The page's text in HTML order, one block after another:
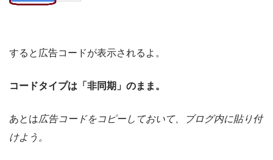
すると広告コードが表示されるよ。
コードタイプは「非同期」のまま。
あとは広告コードをコピーしておいて、ブログ内に貼り付
けよう。